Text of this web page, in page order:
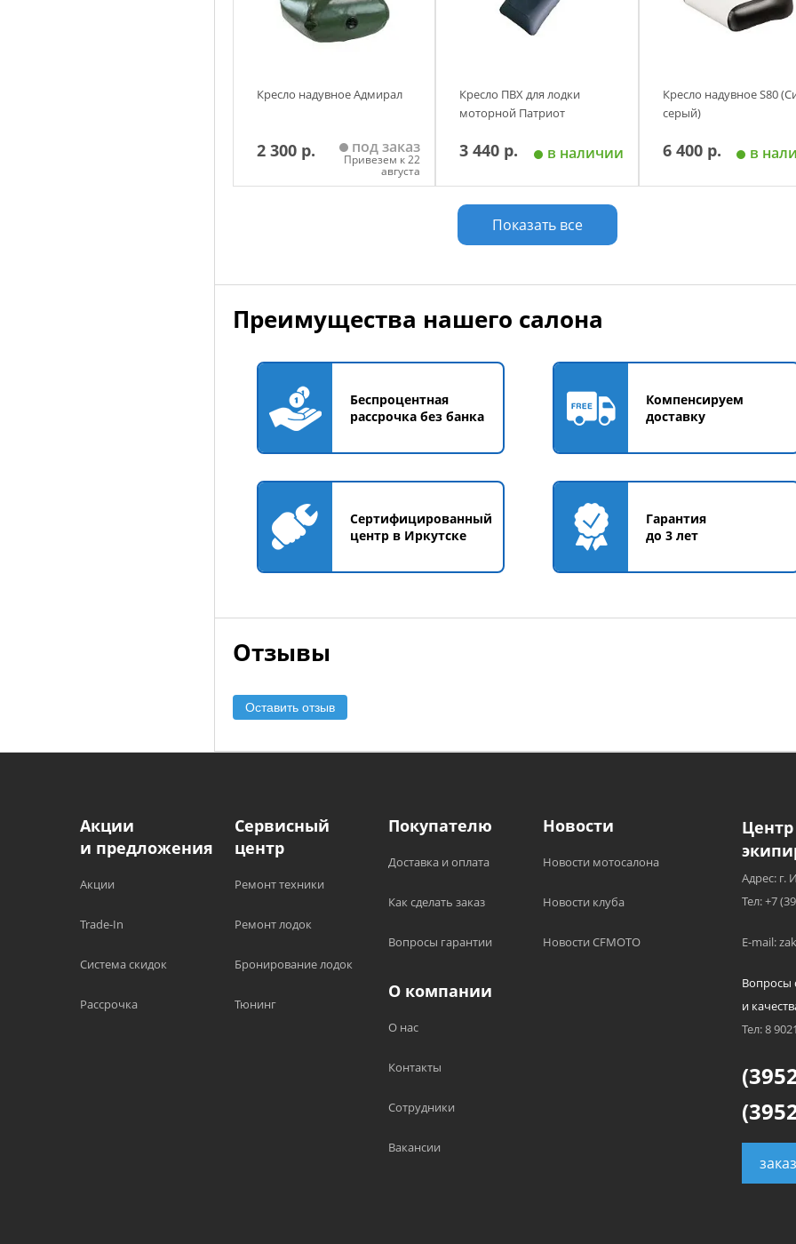
Кресло надувное Адмирал
2 300 р. под заказ
Привезем к 22
августа
Кресло ПВХ для лодки
моторной Патриот
3 440 р. в наличии
Добавить в корзину
Кресло надувное S80
серый)
6 400 р. в
Показать все
Преимущества нашего салона
Беспроцентная
рассрочка без банка
Компенсируем
доставку
Сертифицированный
центр в Иркутске
Гарантия
до 3 лет
Отзывы
Оставить отзыв
Акции
и предложения
Акции
Trade-In
Система скидок
Рассрочка
Сервисный
центр
Ремонт техники
Ремонт лодок
Бронирование лодок
Тюнинг
Покупателю
Доставка и оплата
Как сделать заказ
Вопросы гарантии
Новости
Новости мотосалона
Новости клуба
Новости CFMOTO
О компании
О нас
Контакты
Сотрудники
Вакансии
Адрес: г.
Тел: +7
E-mail:
Вопросы
и
Тел: 8